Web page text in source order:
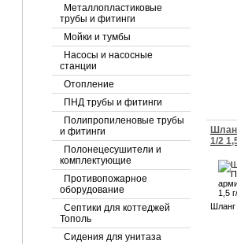
Металлопластиковые
трубы и фитинги
Мойки и тумбы
Насосы и насосные
станции
Отопление
ПНД трубы и фитинги
Полипропиленовые трубы
и фитинги
Полонецесушители и
комплектующие
Противопожарное
оборудование
Септики для коттеджей
Тополь
Сидения для унитаза
1/2
Шланг